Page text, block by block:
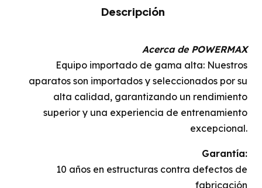
Descripción
Acerca de POWERMAX
Equipo importado de gama alta: Nuestros
aparatos son importados y seleccionados por su
alta calidad, garantizando un rendimiento
superior y una experiencia de entrenamiento
excepcional.
Garantía:
10 años en estructuras contra defectos de
fabricación